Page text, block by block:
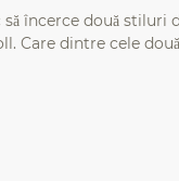
să încerce două
Care dintre cele